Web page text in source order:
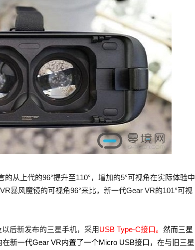
的从上代的96°提升至110°，增加的5°可视角在实际体验中
暴风魔镜的可视角96°来比，新一代Gear VR的101°可视
后新发布的三星手机，采用USB Type-C接口。 然而三星
新一代Gear VR内置了一个Micro USB接口，在与旧三星